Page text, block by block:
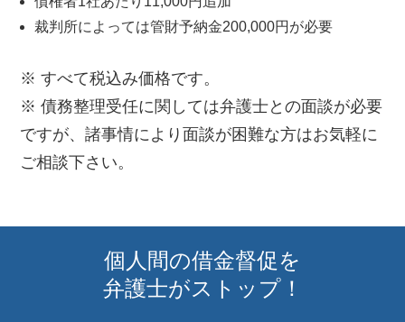
裁判所によっては管財予納金200,000円が必要
※ すべて税込み価格です。
※ 債務整理受任に関しては弁護士との面談が必要
ですが、諸事情により面談が困難な方はお気軽に
ご相談下さい。
個人間の借金督促を
弁護士がストップ！